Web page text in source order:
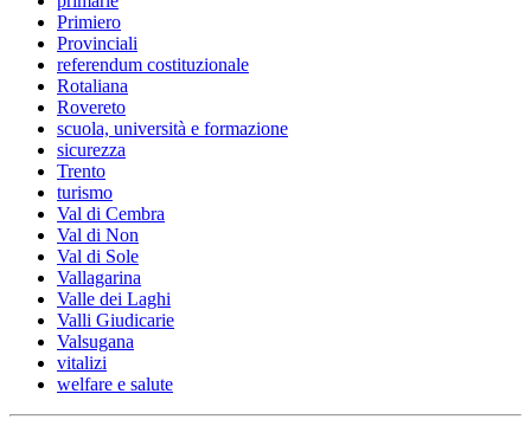
Primiero
Provinciali
referendum costituzionale
Rotaliana
Rovereto
scuola, università e formazione
sicurezza
Trento
turismo
Val di Cembra
Val di Non
Val di Sole
Vallagarina
Valle dei Laghi
Valli Giudicarie
Valsugana
vitalizi
welfare e salute